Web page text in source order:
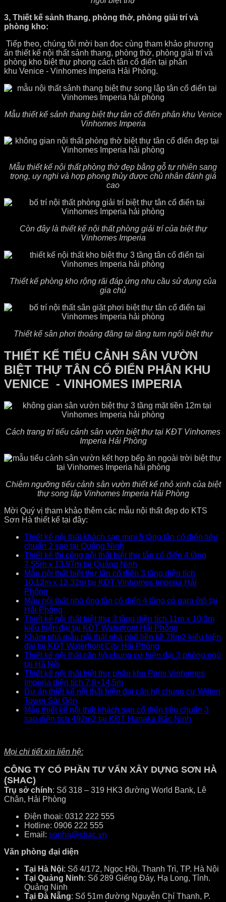
3, Thiết kế sảnh thang, phòng thờ, phòng giải trí và
phòng kho:
Tiếp theo, chúng tôi mời bạn đọc cùng tham khảo phương
án thiết kế nội thất sảnh thang, phòng thờ, phòng giải trí và
phòng kho biệt thự phong cách tân cổ điển tại phân
khu Venice - Vinhomes Imperia Hải Phòng.
Mẫu thiết kế sảnh thang biệt thự tân cổ điển phân khu Venice
Vinhomes Imperia
Mẫu thiết kế nội thất phòng thờ đẹp bằng gỗ tự nhiên sang
trọng, uy nghi và hợp phong thủy được chủ nhân đánh giá
cao
Còn đây là thiết kế nội thất phòng giải trí của biệt thự
Vinhomes Imperia
Thiết kế phòng kho rộng rãi đáp ứng nhu cầu sử dụng của
gia chủ
Thiết kế sân phơi thoáng đãng tại tầng tum ngôi biệt thự
THIẾT KẾ TIỂU CẢNH SÂN VƯỜN
BIỆT THỰ TÂN CỔ ĐIỂN PHÂN KHU
VENICE - VINHOMES IMPERIA
Cách trang trí tiểu cảnh sân vườn biệt thự tại KĐT Vinhomes
Imperia Hải Phòng
Chiêm ngưỡng tiểu cảnh sân vườn thiết kế nhỏ xinh của biệt
thự song lập Vinhomes Imperia Hải Phòng
Mời Quý vị tham khảo thêm các mẫu nội thất đẹp do KTS
Sơn Hà thiết kế tại đây:
Thiết kế nội thất khách sạn mini 5 tầng tân cổ điển tiêu
chuẩn 2 sao tại Quảng Ninh
Thiết kế thi công nội thất biệt thự tân cổ điển 4 tầng
7,55m x 13,97m tại Quảng Ninh
Mẫu nội thất biệt thự tân cổ điển 3 tầng diện tích
10,12m x 12,32m tại KĐT Vinhomes Imperia Hải
Phòng
Mẫu nội thất nhà ống tân cổ điển 4 tầng có gara ôtô tại
Hải Phòng
Thiết kế nội thất biệt thự 3 tầng diện tích 11m x 10,3m
kiểu hiện đại tại KĐT Waterfront Hải Phòng
Khám phá mẫu nội thất nhà phố liền kề 78m2 kiểu hiện
đại tại KĐT Waterfront City Hải Phòng
Thiết kế nội thất căn hộ chung cư hiện đại 3 phòng ngủ
tại Hà Nội
Thiết kế nội thất biệt thự phân khu Paris Vinhomes
Imperia diện tích 7,8×14,5m
Dự án thiết kế nội thất hiện đại căn hộ chung cư Wilton
Tower Sài Gòn
Mẫu thiết kế nội thất khách sạn cổ điển tiêu chuẩn 3
sao diện tích 492m2 tại KĐT Hanaka Bắc Ninh
Mọi chi tiết xin liên hệ:
CÔNG TY CỔ PHẦN TƯ VẤN XÂY DỰNG SƠN HÀ
(SHAC)
Trụ sở chính: Số 318 – 319 HK3 đường World Bank, Lê
Chân, Hải Phòng
Điện thoại: 0312 222 555
Hotline: 0906 222 555
Email: sonha@shac.vn
Văn phòng đại diện
Tại Hà Nội: Số 4/172, Ngọc Hồi, Thanh Trì, TP. Hà Nội
Tại Quảng Ninh: Số 289 Giếng Đáy, Hạ Long, Tỉnh.
Quảng Ninh
Tại Đà Nẵng: Số 51m đường Nguyễn Chí Thanh, P.